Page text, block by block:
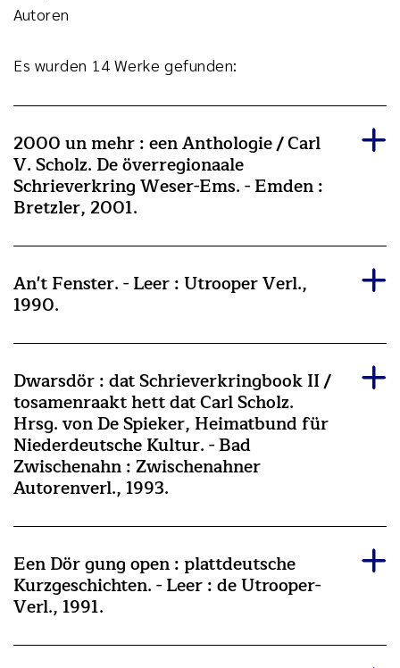
Autoren
Es wurden 14 Werke gefunden:
2000 un mehr : een Anthologie / Carl
V. Scholz. De överregionaale
Schrieverkring Weser-Ems. - Emden :
Bretzler, 2001.
An't Fenster. - Leer : Utrooper Verl.,
1990.
Dwarsdör : dat Schrieverkringbook II /
tosamenraakt hett dat Carl Scholz.
Hrsg. von De Spieker, Heimatbund für
Niederdeutsche Kultur. - Bad
Zwischenahn : Zwischenahner
Autorenverl., 1993.
Een Dör gung open : plattdeutsche
Kurzgeschichten. - Leer : de Utrooper-
Verl., 1991.